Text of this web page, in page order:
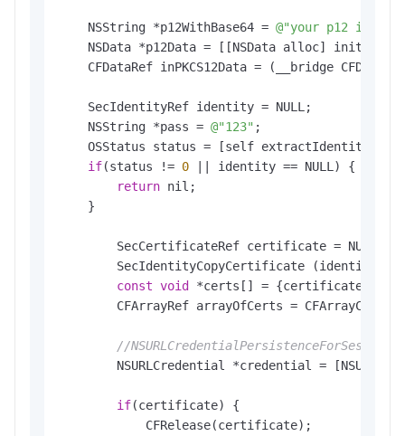
    NSString *p12WithBase64 =
@"your p12
NSData *p12Data = [[NSData alloc]
CFDataRef inPKCS12Data = (__bridge
    SecIdentityRef identity = NULL;
    NSString *pass =
@"123" ;
OSStatus status = [self
if(status != 0 || identity == NULL) {
return nil;
    }
        SecCertificateRef certificate = NULL;
SecIdentityCopyCertificate (identity,
const void
*certs[] = {certificate};
CFArrayRef arrayOfCerts =
//NSURLCredentialPersistenceForSession:创
NSURLCredential *credential =
if(certificate) {
            CFRelease(certificate);